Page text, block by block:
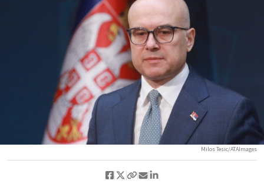
Milos Tesic/ATAImages